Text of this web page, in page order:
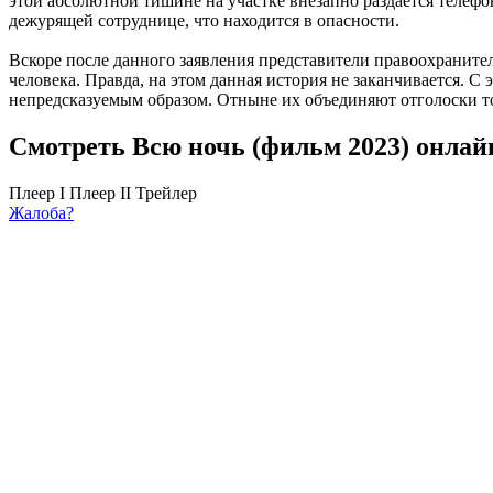
дежурящей сотруднице, что находится в опасности.
Вскоре после данного заявления представители
человека. Правда, на этом данная история не заканчивается.
непредсказуемым образом. Отныне их объединяют отголоски
Смотреть Всю ночь (фильм 2023)
Плеер I Плеер II Трейлер
Жалоба?